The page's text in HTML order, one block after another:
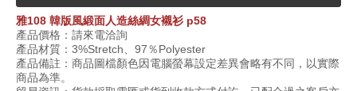
雅108 韓版風緞面人造絲綢女襯衫 p58
產品價格：請來電洽詢
產品材質：3%Stretch、97％Polyester
產品備註：商品圖檔顏色因電腦螢幕設定差異會略有不同，以實際
商品為準。